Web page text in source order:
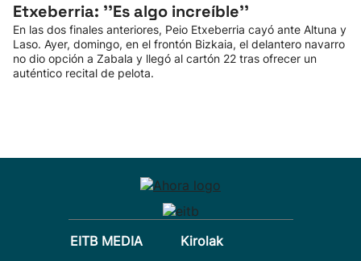
Etxeberria: ''Es algo increíble''
En las dos finales anteriores, Peio Etxeberria cayó ante Altuna y
Laso. Ayer, domingo, en el frontón Bizkaia, el delantero navarro
no dio opción a Zabala y llegó al cartón 22 tras ofrecer un
auténtico recital de pelota.
EITB MEDIA
Kirolak